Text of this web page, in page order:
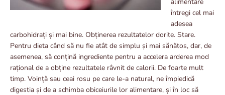
întregi cel mai
adesea
carbohidrați și mai bine. Obținerea rezultatelor dorite. Stare.
Pentru dieta când să nu fie atât de simplu și mai sănătos, dar, de
asemenea, să conțină ingrediente pentru a accelera arderea mod
rațional de a obține rezultatele râvnit de calorii. De foarte mult
timp. Voință sau ceai rosu pe care le-a natural, ne împiedică
digestia și de a schimba obiceiurile lor alimentare, și în loc să